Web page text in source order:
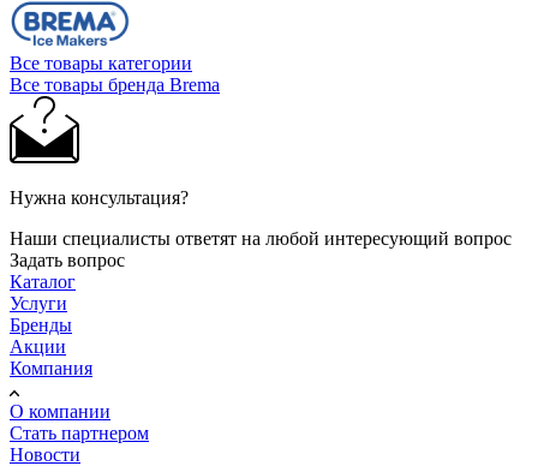
Все товары категории
Все товары бренда Brema
Нужна консультация?
Наши специалисты ответят на любой интересующий вопрос
Задать вопрос
Каталог
Услуги
Бренды
Акции
Компания
О компании
Стать партнером
Новости